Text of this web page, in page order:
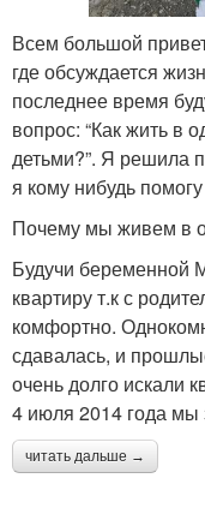
Всем большой
где обсуждается
последнее время
вопрос: “Как жить в
детьми?”. Я решила
я кому нибудь
Почему мы живем в
Будучи беременной
квартиру т.к с
комфортно.
сдавалась, и
очень долго искали
4 июля 2014 года мы
читать дальше →